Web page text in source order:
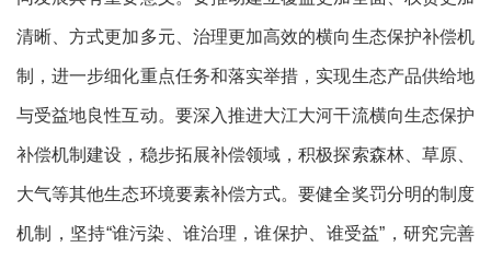
清晰、方式更加多元、治理更加高效的横向生态保护补偿机
制，进一步细化重点任务和落实举措，实现生态产品供给地
与受益地良性互动。要深入推进大江大河干流横向生态保护
补偿机制建设，稳步拓展补偿领域，积极探索森林、草原、
大气等其他生态环境要素补偿方式。要健全奖罚分明的制度
机制，坚持“谁污染、谁治理，谁保护、谁受益”，研究完善